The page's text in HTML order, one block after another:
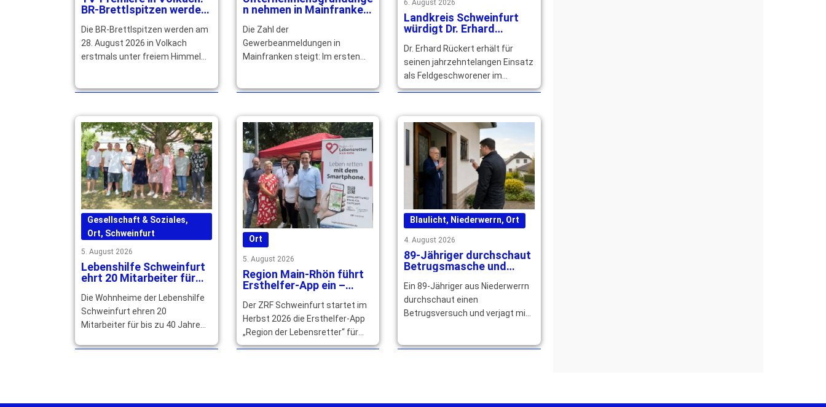
BR-Brettlspitzen werden
aufgezeichnet
Die BR-Brettlspitzen werden am
28. August 2026 in Volkach
erstmals unter freiem Himmel
n nehmen in Mainfranken
Die Zahl der
Gewerbeanmeldungen in
Mainfranken steigt: Im ersten
6. August 2026
Landkreis Schweinfurt
würdigt Dr. Erhard
Engagement
Dr. Erhard Rückert erhält für
seinen jahrzehntelangen Einsatz
als Feldgeschworener im
Landkreis Schweinfurt den
höchste Auszeichnung. … mehr
Gesellschaft & Soziales,
Ort, Schweinfurt
5. August 2026
Lebenshilfe Schweinfurt
ehrt 20 Mitarbeiter für
Die Wohnheime der Lebenshilfe
Schweinfurt ehren 20
Mitarbeiter für bis zu 40 Jahre
würdigen ihr langjähriges großes
Ort
5. August 2026
Region Main-Rhön führt
Ersthelfer-App ein –
gesucht
Der ZRF Schweinfurt startet im
Herbst 2026 die Ersthelfer-App
„Region der Lebensretter“ für
Main-Rhön. Qualifizierte Helfer
Blaulicht, Niederwerrn, Ort
4. August 2026
89-Jähriger durchschaut
Betrugsmasche und
Polizeibeamten
Ein 89-Jähriger aus Niederwerrn
durchschaut einen
Betrugsversuch und verjagt mit